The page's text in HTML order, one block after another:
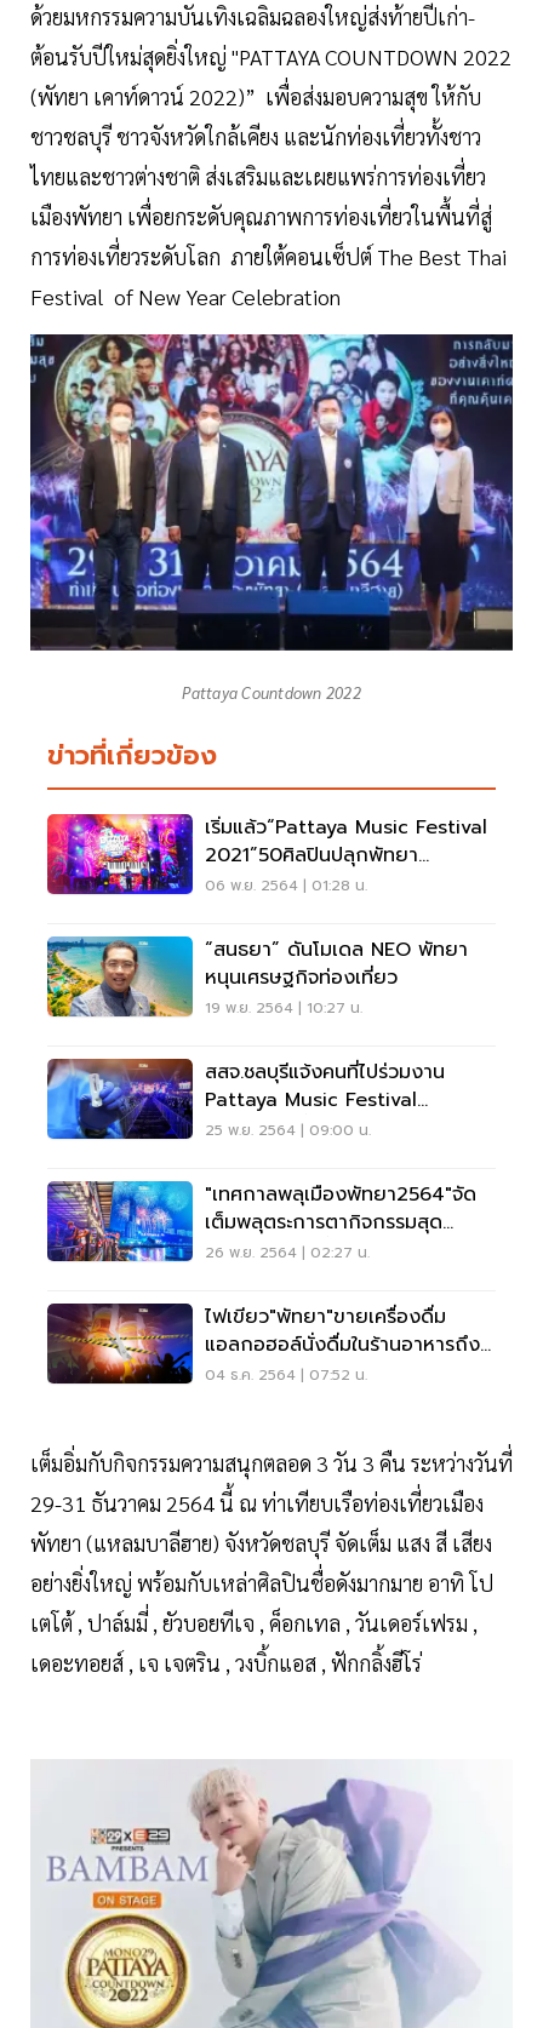
ด้วยมหกรรมความบันเทิงเฉลิมฉลองใหญ่ส่งท้ายปีเก่า-
ต้อนรับปีใหม่สุดยิ่งใหญ่ "PATTAYA COUNTDOWN 2022
(พัทยา เคาท์ดาวน์ 2022)” เพื่อส่งมอบความสุข ให้กับ
ชาวชลบุรี ชาวจังหวัดใกล้เคียง และนักท่องเที่ยวทั้งชาว
ไทยและชาวต่างชาติ ส่งเสริมและเผยแพร่การท่องเที่ยว
เมืองพัทยา เพื่อยกระดับคุณภาพการท่องเที่ยวในพื้นที่สู่
การท่องเที่ยวระดับโลก ภายใต้คอนเซ็ปต์ The Best Thai
Festival of New Year Celebration
Pattaya Countdown 2022
ข่าวที่เกี่ยวข้อง
เริ่มแล้ว“Pattaya Music Festival
2021”50ศิลปินปลุกพัทยา
ตลอด4สัปดาห์นี้
06 พ.ย. 2564 | 01:28 น.
“สนธยา” ดันโมเดล NEO พัทยา
หนุนเศรษฐกิจท่องเที่ยว
19 พ.ย. 2564 | 10:27 น.
สสจ.ชลบุรีแจ้งคนที่ไปร่วมงาน
Pattaya Music Festival
2021ตรวจเชื้อโควิดด่วน
25 พ.ย. 2564 | 09:00 น.
"เทศกาลพลุเมืองพัทยา2564"จัด
เต็มพลุตระการตากิจกรรมสุด
ปัง26-27พ.ย.นี้
26 พ.ย. 2564 | 02:27 น.
ไฟเขียว"พัทยา"ขายเครื่องดื่ม
แอลกอฮอล์นั่งดื่มในร้านอาหารถึง
5 ทุ่ม
04 ธ.ค. 2564 | 07:52 น.
เต็มอิ่มกับกิจกรรมความสนุกตลอด 3 วัน 3 คืน ระหว่างวันที่
29-31 ธันวาคม 2564 นี้ ณ ท่าเทียบเรือท่องเที่ยวเมือง
พัทยา (แหลมบาลีฮาย) จังหวัดชลบุรี จัดเต็ม แสง สี เสียง
อย่างยิ่งใหญ่ พร้อมกับเหล่าศิลปินชื่อดังมากมาย อาทิ โป
เตโต้ , ปาล์มมี่ , ยัวบอยทีเจ , ค็อกเทล , วันเดอร์เฟรม ,
เดอะทอยส์ , เจ เจตริน , วงบิ้กแอส , ฟักกลิ้งฮีโร่